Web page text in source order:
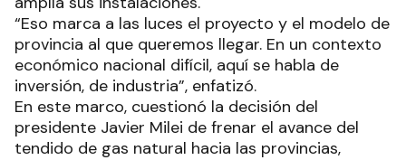
“Eso marca a las luces el proyecto y el modelo de
provincia al que queremos llegar. En un contexto
económico nacional difícil, aquí se habla de
inversión, de industria”, enfatizó.
En este marco, cuestionó la decisión del
presidente Javier Milei de frenar el avance del
tendido de gas natural hacia las provincias,